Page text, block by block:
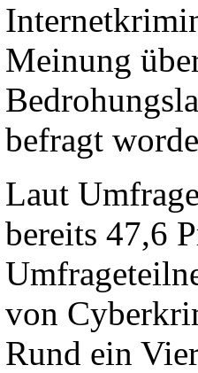
Meinung
befragt
Laut
bereits 47,6
von
Rund ein